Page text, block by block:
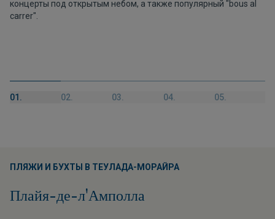
концерты под открытым небом, а также популярный "bous al
carrer".
01. 02. 03. 04. 05.
ПЛЯЖИ И БУХТЫ В ТЕУЛАДА-МОРАЙРА
Плайя-де-л'Амполла